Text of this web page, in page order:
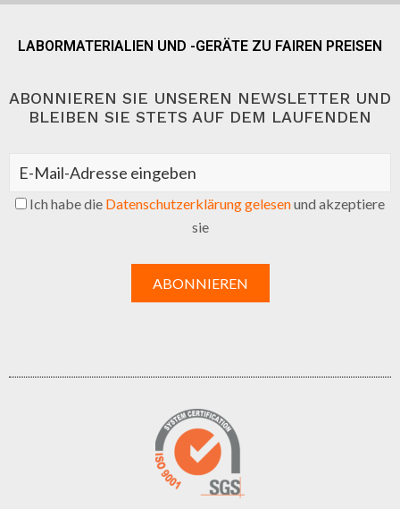
LABORMATERIALIEN UND -GERÄTE ZU FAIREN PREISEN
ABONNIEREN SIE UNSEREN NEWSLETTER UND
BLEIBEN SIE STETS AUF DEM LAUFENDEN
Ich habe die Datenschutzerklärung gelesenund akzeptiere
sie